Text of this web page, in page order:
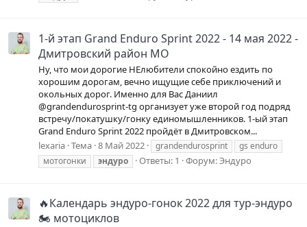
1-й этап Grand Enduro Sprint 2022 - 14 мая 2022 -
Дмитровский район МО
Ну, что мои дорогие НЕлюбители спокойно ездить по
хорошим дорогам, вечно ищущие себе приключений и
окольных дорог. Именно для Вас Даниил
@grandendurosprint-tg организует уже второй год подряд
встречу/покатушку/гонку единомышленников. 1-ый этап
Grand Enduro Sprint 2022 пройдёт в Дмитровском...
lexaria Тема 8 Май 2022 grandendurosprint
gs enduro
мотогонки
эндуро Ответы: 1 Форум:Эндуро
🔥Календарь эндуро-гонок 2022 для тур-эндуро
🏍 мотоциклов